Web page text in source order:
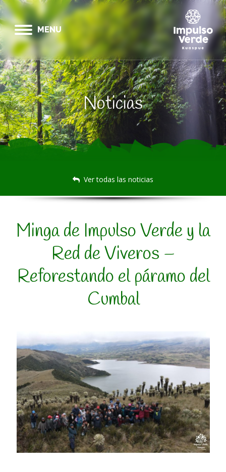
MENU
Noticias
Ver todas las noticias
Minga de Impulso Verde y la
Red de Viveros –
Reforestando el páramo del
Cumbal